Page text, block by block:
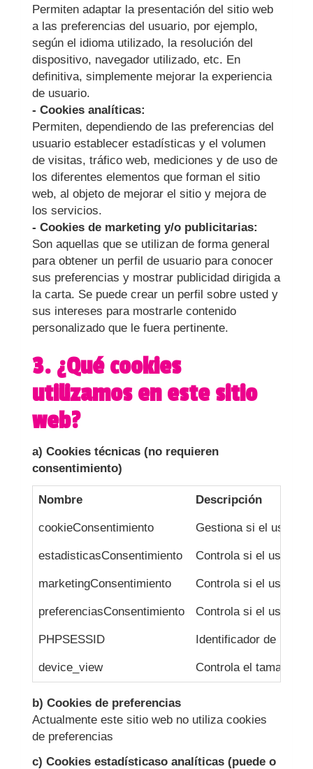
Permiten adaptar la presentación del sitio web
a las preferencias del usuario, por ejemplo,
según el idioma utilizado, la resolución del
dispositivo, navegador utilizado, etc. En
definitiva, simplemente mejorar la experiencia
de usuario.
- Cookies analíticas:
Permiten, dependiendo de las preferencias del
usuario establecer estadísticas y el volumen
de visitas, tráfico web, mediciones y de uso de
los diferentes elementos que forman el sitio
web, al objeto de mejorar el sitio y mejora de
los servicios.
- Cookies de marketing y/o publicitarias:
Son aquellas que se utilizan de forma general
para obtener un perfil de usuario para conocer
sus preferencias y mostrar publicidad dirigida a
la carta. Se puede crear un perfil sobre usted y
sus intereses para mostrarle contenido
personalizado que le fuera pertinente.
3. ¿Qué cookies
utilizamos en este sitio
web?
a) Cookies técnicas (no requieren
consentimiento)
Nombre Descripción
cookieConsentimiento Gestiona si el
estadisticasConsentimiento Controla si el usuario
marketingConsentimiento Controla si el usuario
preferenciasConsentimiento Controla si el usuario
PHPSESSID Identificador de la
device_view Controla el tamaño
b) Cookies de preferencias
Actualmente este sitio web no utiliza cookies
de preferencias
c) Cookies estadísticaso analíticas (puede o